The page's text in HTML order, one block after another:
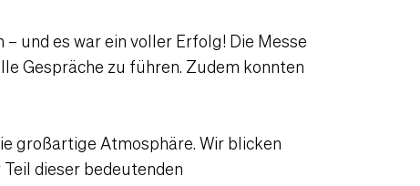
und es war ein voller Erfolg! Die Messe
Gespräche zu führen. Zudem konnten
großartige Atmosphäre. Wir blicken
dieser bedeutenden